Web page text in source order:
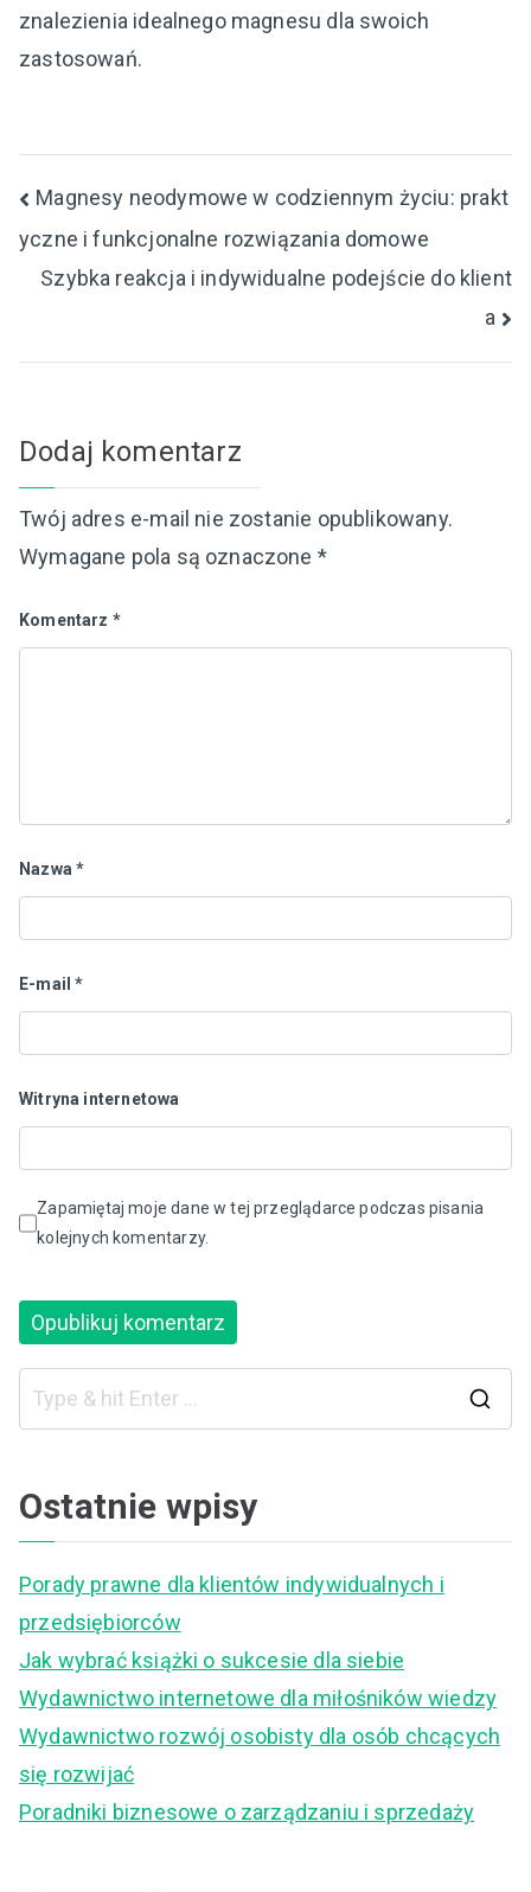
znalezienia idealnego magnesu dla swoich
zastosowań.
Nawigacja
wpisu
Magnesy neodymowe w codziennym życiu: prakt
yczne i funkcjonalne rozwiązania domowe
Szybka reakcja i indywidualne podejście do klient
a
Dodaj komentarz
Twój adres e-mail nie zostanie opublikowany.
Wymagane pola są oznaczone *
Komentarz *
Nazwa*
E-mail*
Witryna internetowa
Zapamiętaj moje dane w tej przeglądarce podczas pisania
kolejnych komentarzy.
Ostatnie wpisy
Porady prawne dla klientów indywidualnych i
przedsiębiorców
Jak wybrać książki o sukcesie dla siebie
Wydawnictwo internetowe dla miłośników wiedzy
Wydawnictwo rozwój osobisty dla osób chcących
się rozwijać
Poradniki biznesowe o zarządzaniu i sprzedaży